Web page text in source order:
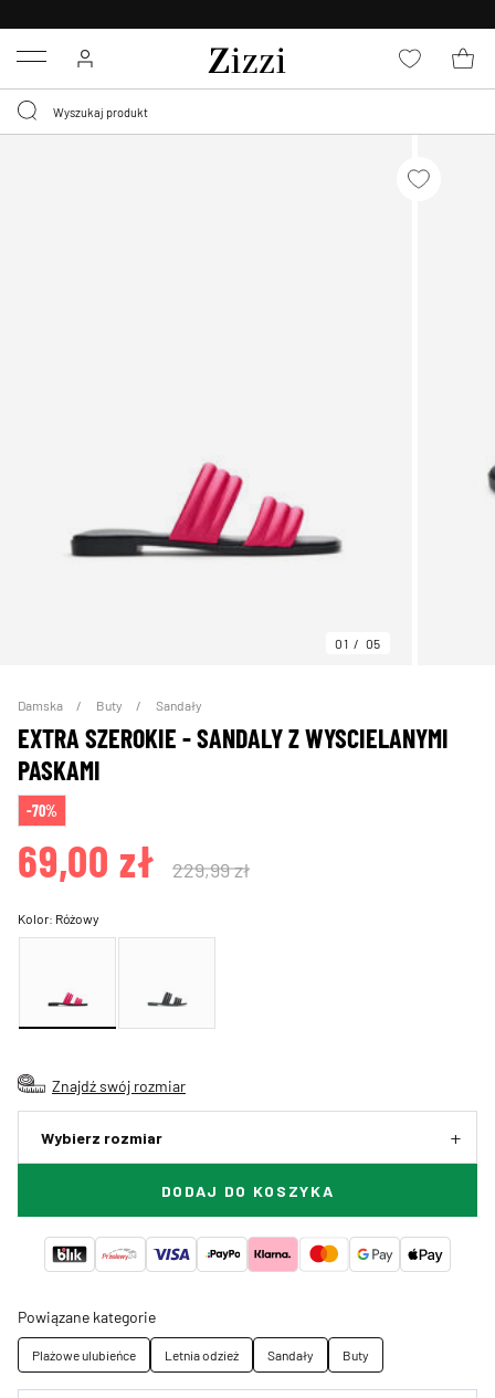
Menu
01 05
Damska Buty Sandały
EXTRA SZEROKIE - SANDALY Z WYSCIELANYMI
PASKAMI
-70%
69,00 zł 229,99 zł
Kolor: Różowy
Znajdź swój rozmiar
Wybierz rozmiar
DODAJ DO KOSZYKA
Powiązane kategorie
Plażowe ulubieńce Letnia odzież Sandały Buty